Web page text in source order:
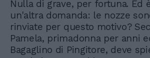
Nulla di grave, per fortuna. Ed
un'altra domanda: le nozze
rinviate per questo motivo?
Pamela, primadonna per anni
Bagaglino di Pingitore, deve